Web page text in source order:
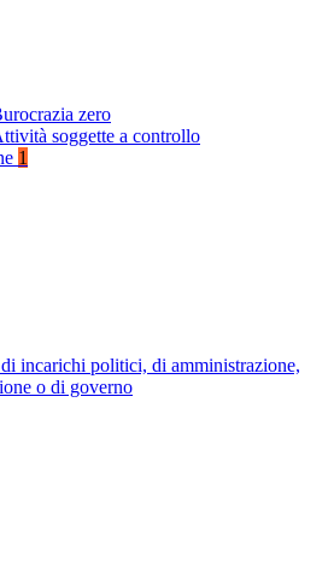
zero
soggette a controllo
1
incarichi politici, di amministrazione,
o di governo